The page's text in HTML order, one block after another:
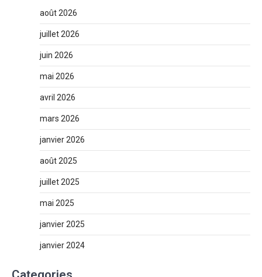
août 2026
juillet 2026
juin 2026
mai 2026
avril 2026
mars 2026
janvier 2026
août 2025
juillet 2025
mai 2025
janvier 2025
janvier 2024